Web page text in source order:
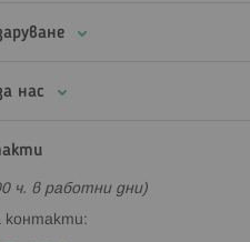
нас
ч. в работни дни)
контакти: